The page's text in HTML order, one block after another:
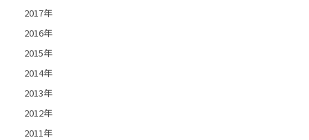
2017年
2016年
2015年
2014年
2013年
2012年
2011年